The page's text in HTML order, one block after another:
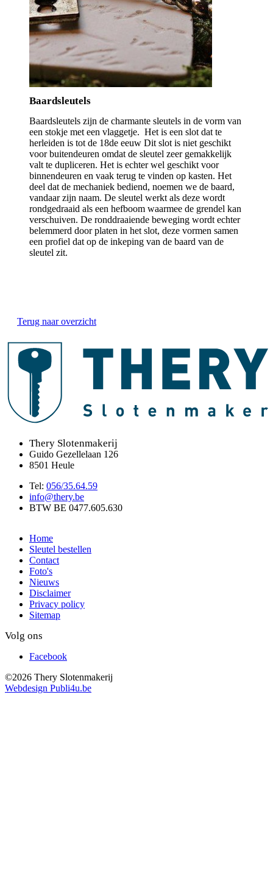
Baardsleutels
Baardsleutels zijn de charmante sleutels in de vorm van
een stokje met een vlaggetje. Het is een slot dat te
herleiden is tot de 18de eeuw Dit slot is niet geschikt
voor buitendeuren omdat de sleutel zeer gemakkelijk
valt te dupliceren. Het is echter wel geschikt voor
binnendeuren en vaak terug te vinden op kasten. Het
deel dat de mechaniek bediend, noemen we de baard,
vandaar zijn naam. De sleutel werkt als deze wordt
rondgedraaid als een hefboom waarmee de grendel kan
verschuiven. De ronddraaiende beweging wordt echter
belemmerd door platen in het slot, deze vormen samen
een profiel dat op de inkeping van de baard van de
sleutel zit.
Terug naar overzicht
Thery Slotenmakerij
Guido Gezellelaan 126
8501 Heule
Tel: 056/35.64.59
info@thery.be
BTW BE 0477.605.630
Home
Sleutel bestellen
Contact
Foto's
Nieuws
Disclaimer
Privacy policy
Sitemap
Volg ons
Facebook
©2026 Thery Slotenmakerij
Webdesign Publi4u.be